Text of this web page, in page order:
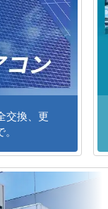
交換、更